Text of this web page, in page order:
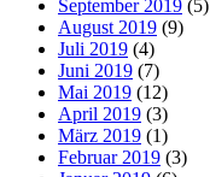
September 2019 (5)
August 2019 (9)
Juli 2019 (4)
Juni 2019 (7)
Mai 2019 (12)
April 2019 (3)
März 2019 (1)
Februar 2019 (3)